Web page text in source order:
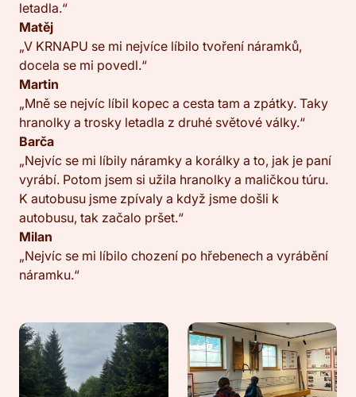
letadla.“
Matěj
„V KRNAPU se mi nejvíce líbilo tvoření náramků,
docela se mi povedl.“
Martin
„Mně se nejvíc líbil kopec a cesta tam a zpátky. Taky
hranolky a trosky letadla z druhé světové války.“
Barča
„Nejvíc se mi líbily náramky a korálky a to, jak je paní
vyrábí. Potom jsem si užila hranolky a maličkou túru.
K autobusu jsme zpívaly a když jsme došli k
autobusu, tak začalo pršet.“
Milan
„Nejvíc se mi líbilo chození po hřebenech a vyrábění
náramku.“